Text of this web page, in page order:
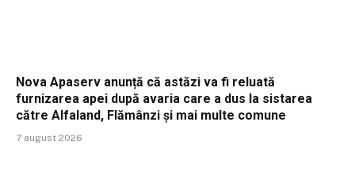
Nova Apaserv anunță că astăzi va fi reluată
furnizarea apei după avaria care a dus la sistarea
către Alfaland, Flămânzi și mai multe comune
7 august 2026